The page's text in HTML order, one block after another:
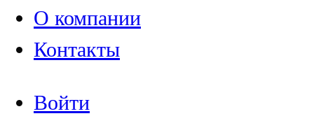
О компании
Контакты
Войти